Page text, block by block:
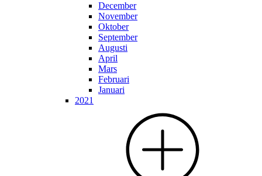
December
November
Oktober
September
Augusti
April
Mars
Februari
Januari
2021